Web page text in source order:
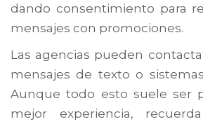
dando consentimiento para
mensajes con promociones.
Las agencias pueden
mensajes de texto o
Aunque todo esto suele ser
mejor experiencia,